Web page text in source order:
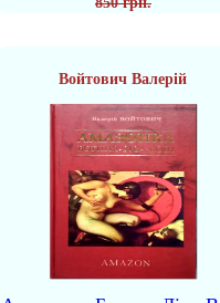
Войтович Валерій